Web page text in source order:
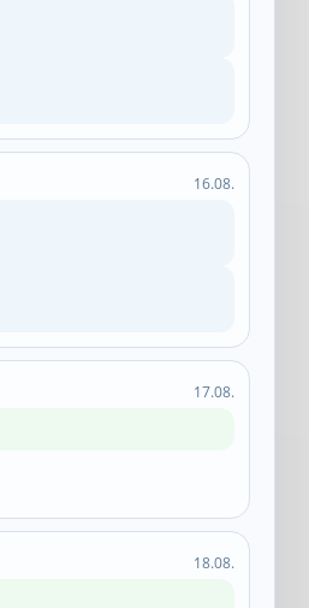
16.08.
17.08.
18.08.